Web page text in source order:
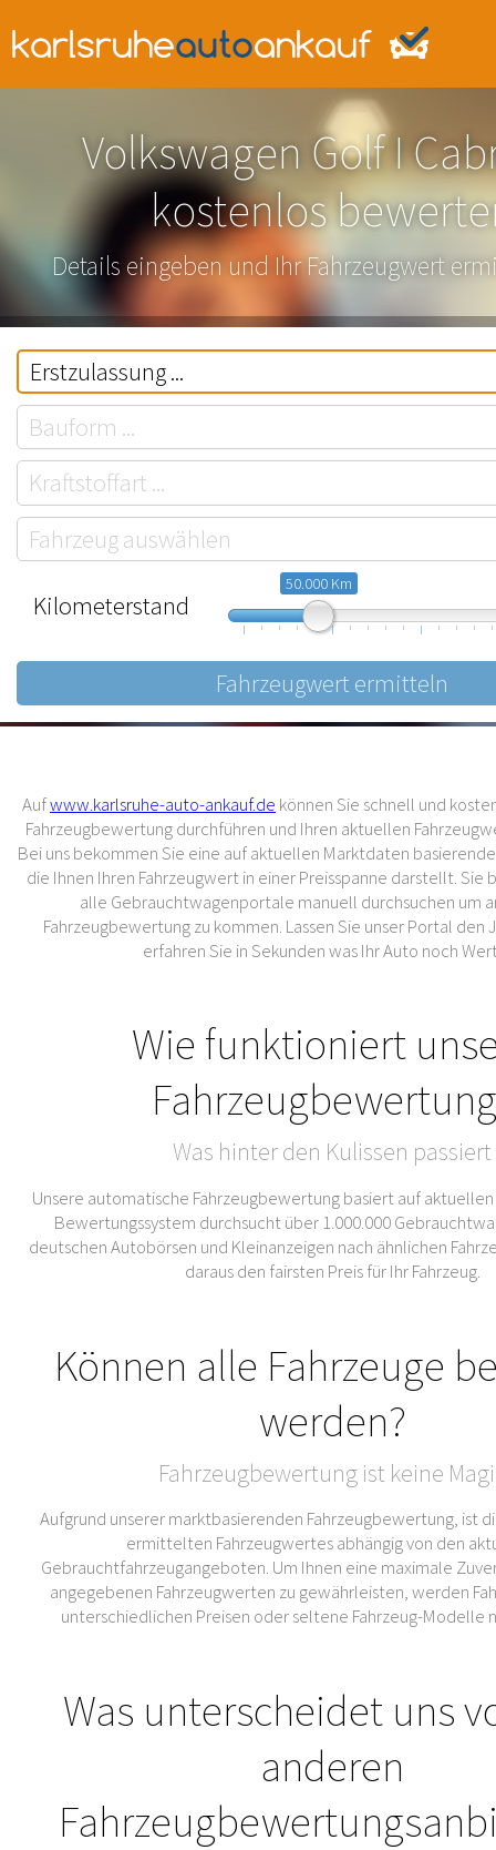
Volkswagen Golf I
kostenlos
Details eingeben und Ihr Fahrzeugwert
Kilometerstand
50.000 Km
Aufwww.karlsruhe-auto-ankauf.de können Sie schnell und
Fahrzeugbewertung durchführen und Ihren aktuellen
Bei uns bekommen Sie eine auf aktuellen Marktdaten
die Ihnen Ihren Fahrzeugwert in einer Preisspanne darstellt. Sie
alle Gebrauchtwagenportale manuell durchsuchen um
Fahrzeugbewertung zu kommen. Lassen Sie unser Portal den
erfahren Sie in Sekunden was Ihr Auto noch
Wie funktioniert
Was hinter den Kulissen passiert
Unsere automatische Fahrzeugbewertung basiert auf
Bewertungssystem durchsucht über 1.000.000
deutschen Autobörsen und Kleinanzeigen nach ähnlichen
daraus den fairsten Preis für Ihr Fahrzeug.
Können alle Fahrzeuge
werden?
Fahrzeugbewertung ist keine
Aufgrund unserer marktbasierenden Fahrzeugbewertung, ist
ermittelten Fahrzeugwertes abhängig von den
Gebrauchtfahrzeugangeboten. Um Ihnen eine maximale
angegebenen Fahrzeugwerten zu gewährleisten, werden
unterschiedlichen Preisen oder seltene Fahrzeug-
Was unterscheidet uns
anderen